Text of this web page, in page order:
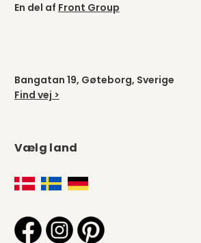
En del af Front Group
Bangatan 19, Gøteborg, Sverige
Find vej >
Vælg land